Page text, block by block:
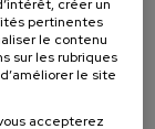
GRATUITE
DSF
créer un
pertinentes
le contenu
sur les rubriques
le site
accepterez